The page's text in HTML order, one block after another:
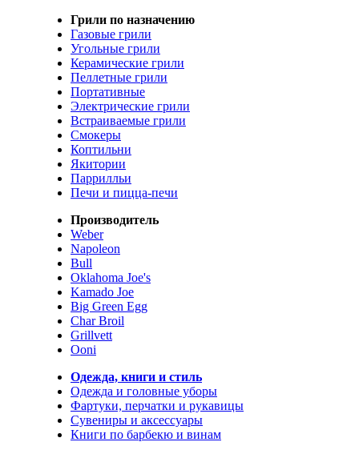
Грили по назначению
Газовые грили
Угольные грили
Керамические грили
Пеллетные грили
Портативные
Электрические грили
Встраиваемые грили
Смокеры
Коптильни
Якитории
Паррилльи
Печи и пицца-печи
Производитель
Weber
Napoleon
Bull
Oklahoma Joe's
Kamado Joe
Big Green Egg
Char Broil
Grillvett
Ooni
Одежда, книги и стиль
Одежда и головные уборы
Фартуки, перчатки и рукавицы
Сувениры и аксессуары
Книги по барбекю и винам